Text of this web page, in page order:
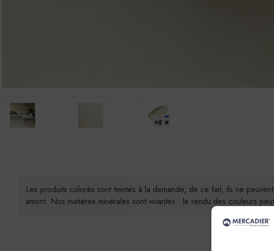
Les produits colorés sont teintés à la demande, de ce fait, ils ne
amont. Nos matières minérales sont vivantes : le rendu des couleurs